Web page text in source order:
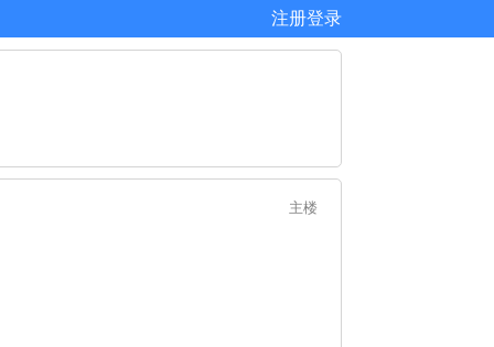
注册登录
主楼